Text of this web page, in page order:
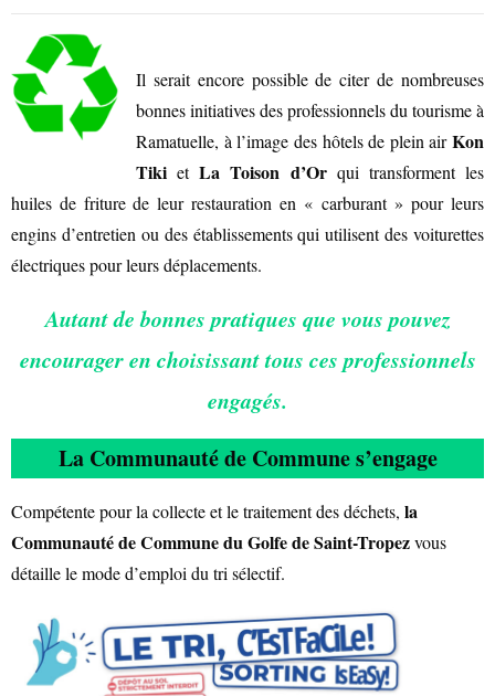
CHOEUR DE FESTIVITÉS
Il serait encore possible de citer de nombreuses
bonnes initiatives des professionnels du tourisme à
Ramatuelle, à l’image des hôtels de plein airKon
Tiki etLa Toison d’Orqui transforment les
huiles de friture de leur restauration en « carburant » pour leurs
engins d’entretien ou des établissements qui utilisent des voiturettes
électriques pour leurs déplacements.
Autant de bonnes pratiques que vous pouvez
encourager en choisissant tous ces professionnels
engagés.
La Communautéde Commune s’engage
Compétente pour la collecte et le traitement des déchets, la
Communauté de Commune du Golfe de Saint-Tropezvous
détaille le mode d’emploi du tri sélectif.